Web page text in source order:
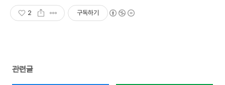
2 구독하기
관련글